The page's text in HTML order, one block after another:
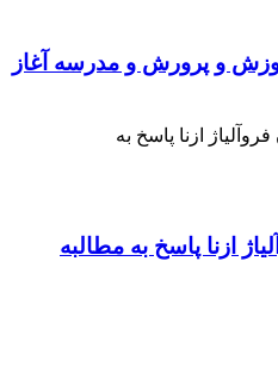
و پرورش و مدرسه آغاز
ازنا پاسخ به مطالبه